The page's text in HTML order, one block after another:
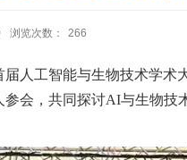
浏览次数： 266
工智能与生物技术学术
会，共同探讨AI与生物